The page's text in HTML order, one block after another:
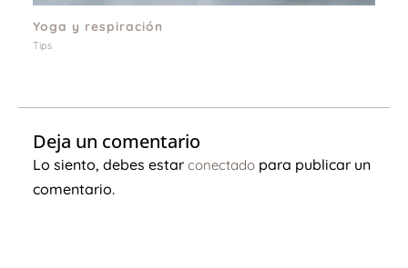
Yoga y respiración
Tips
Deja un comentario
Lo siento, debes estar conectado para publicar un
comentario.